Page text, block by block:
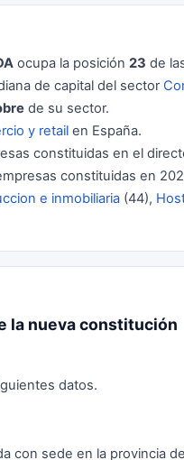
ocupa la posición 23 de
de capital del sector
de su sector.
y retail en España.
constituidas en el
constituidas en
e inmobiliaria (44),
la nueva constitución
datos.
con sede en la provincia de